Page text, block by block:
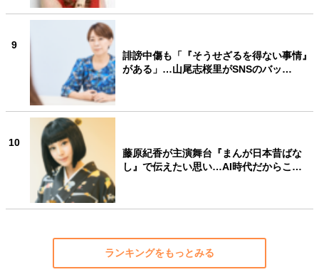
9
誹謗中傷も「『そうせざるを得ない事情』
がある」…山尾志桜里がSNSのバッ…
10
藤原紀香が主演舞台『まんが日本昔ばな
し』で伝えたい思い…AI時代だからこ…
ランキングをもっとみる